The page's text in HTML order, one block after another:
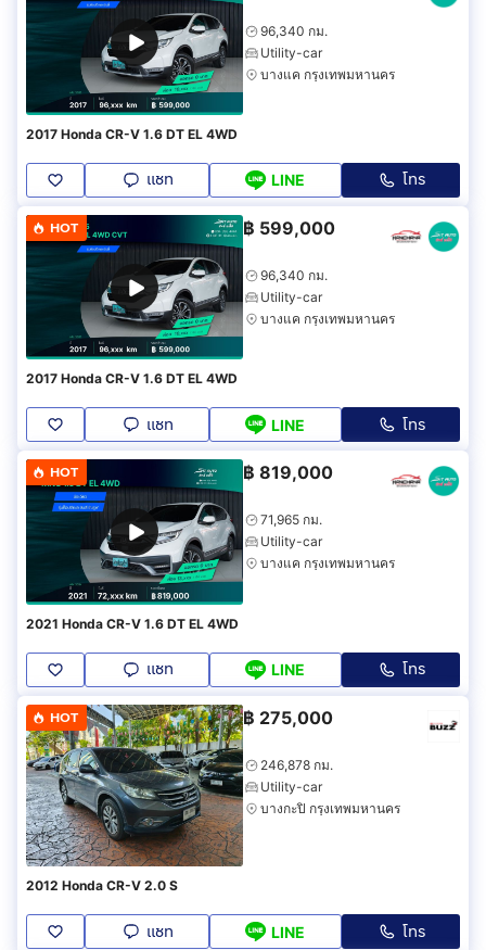
96,340 กม.
Utility-car
บางแค กรุงเทพมหานคร
2017 Honda CR-V 1.6 DT EL 4WD
แชท LINE โทร
HOT ฿ 599,000
96,340 กม.
Utility-car
บางแค กรุงเทพมหานคร
2017 Honda CR-V 1.6 DT EL 4WD
แชท LINE โทร
HOT ฿ 819,000
71,965 กม.
Utility-car
บางแค กรุงเทพมหานคร
2021 Honda CR-V 1.6 DT EL 4WD
แชท LINE โทร
HOT ฿ 275,000
246,878 กม.
Utility-car
บางกะปิ กรุงเทพมหานคร
2012 Honda CR-V 2.0 S
แชท LINE โทร